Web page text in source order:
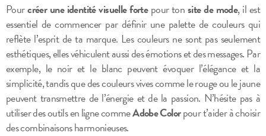
Pourcréer une identité visuelle fortepour tonsite de mode, il est
essentiel de commencer par définir une palette de couleurs qui
reflète l’esprit de ta marque. Les couleurs ne sont pas seulement
esthétiques, elles véhiculent aussi des émotions et des messages. Par
exemple, le noir et le blanc peuvent évoquer l’élégance et la
simplicité, tandis que des couleurs vives comme le rouge ou le jaune
peuvent transmettre de l’énergie et de la passion. N’hésite pas à
utiliser des outils en ligne commeAdobe Colorpour t’aider à choisir
des combinaisons harmonieuses.